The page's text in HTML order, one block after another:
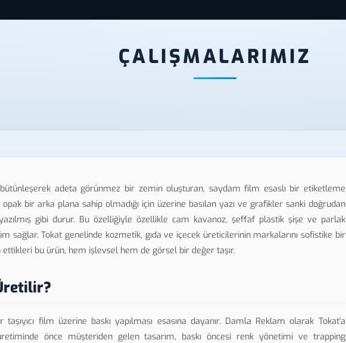
ÇALIŞMALARIMIZ
adeta görünmez bir zemin oluşturan, saydam film esaslı bir etiketleme
bir arka plana sahip olmadığı için üzerine basılan yazı ve grafikler sanki doğrudan
gibi durur. Bu özelliğiyle özellikle cam kavanoz, şeffaf plastik şişe ve parlak
sağlar. Tokat genelinde kozmetik, gıda ve içecek üreticilerinin markalarını sofistike bir
bu ürün, hem işlevsel hem de görsel bir değer taşır.
film üzerine baskı yapılması esasına dayanır. Damla Reklam olarak Tokat'a
önce müşteriden gelen tasarım, baskı öncesi renk yönetimi ve trapping